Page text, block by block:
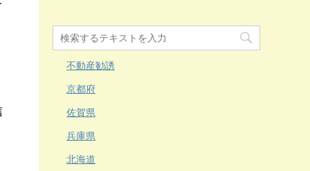
不動産勧誘
京都府
佐賀県
兵庫県
北海道